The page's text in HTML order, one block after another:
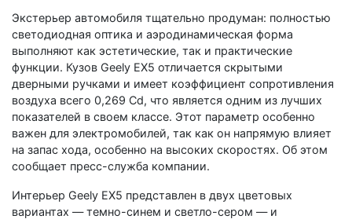
Экстерьер автомобиля тщательно продуман: полностью
светодиодная оптика и аэродинамическая форма
выполняют как эстетические, так и практические
функции. Кузов Geely EX5 отличается скрытыми
дверными ручками и имеет коэффициент сопротивления
воздуха всего 0,269 Cd, что является одним из лучших
показателей в своем классе. Этот параметр особенно
важен для электромобилей, так как он напрямую влияет
на запас хода, особенно на высоких скоростях. Об этом
сообщает пресс-служба компании.
Интерьер Geely EX5 представлен в двух цветовых
вариантах — темно-синем и светло-сером — и